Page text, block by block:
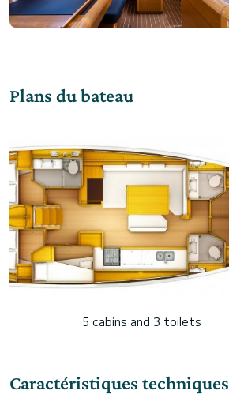
Plans du bateau
5 cabins and 3 toilets
Caractéristiques techniques